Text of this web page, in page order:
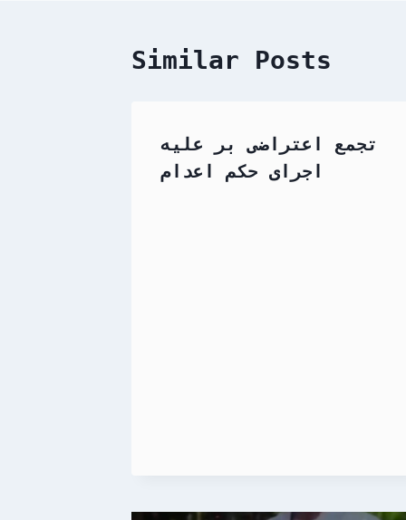
Similar Posts
تجمع اعتراضی بر علیه
اجرای حکم اعدام